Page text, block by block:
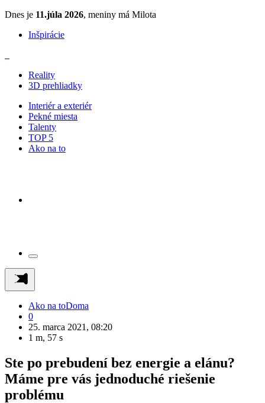
Dnes je 11.júla 2026, meniny má Milota
Inšpirácie
Reality
3D prehliadky
Interiér a exteriér
Pekné miesta
Talenty
TOP 5
Ako na to
Ako na toDoma
0
25. marca 2021, 08:20
1 m, 57 s
Ste po prebudení bez energie a elánu?
Máme pre vás jednoduché riešenie
problému